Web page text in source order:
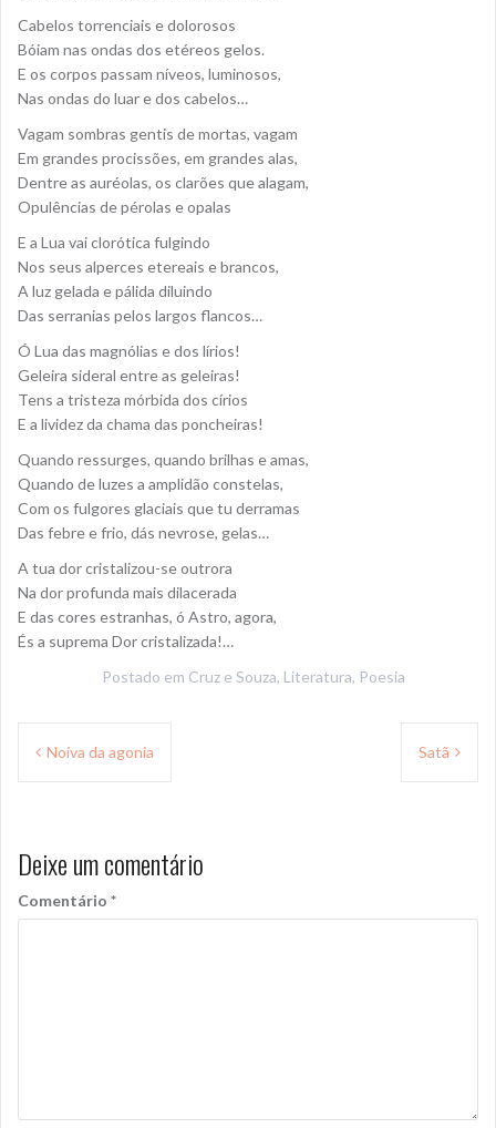
Cabelos torrenciais e dolorosos
Bóiam nas ondas dos etéreos gelos.
E os corpos passam níveos, luminosos,
Nas ondas do luar e dos cabelos…
Vagam sombras gentis de mortas, vagam
Em grandes procissões, em grandes alas,
Dentre as auréolas, os clarões que alagam,
Opulências de pérolas e opalas
E a Lua vai clorótica fulgindo
Nos seus alperces etereais e brancos,
A luz gelada e pálida diluindo
Das serranias pelos largos flancos…
Ó Lua das magnólias e dos lírios!
Geleira sideral entre as geleiras!
Tens a tristeza mórbida dos círios
E a lividez da chama das poncheiras!
Quando ressurges, quando brilhas e amas,
Quando de luzes a amplidão constelas,
Com os fulgores glaciais que tu derramas
Das febre e frio, dás nevrose, gelas…
A tua dor cristalizou-se outrora
Na dor profunda mais dilacerada
E das cores estranhas, ó Astro, agora,
És a suprema Dor cristalizada!…
Postado em Cruz e Souza, Literatura, Poesia
Navegação
Noiva da agonia Satã
Deixe um comentário
Comentário *